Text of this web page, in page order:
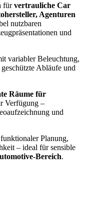
fürvertrauliche Car
Agenturen
nutzbaren
und
variabler Beleuchtung,
Abläufe und
Räume für
Verfügung –
und
Planung,
– ideal für sensible
Bereich.